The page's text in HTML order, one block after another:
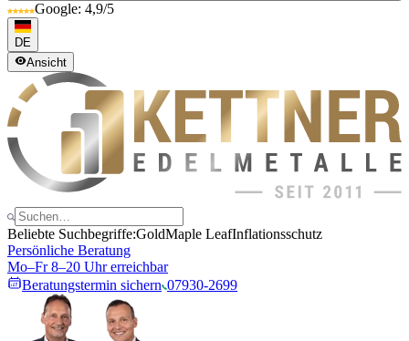
Google: 4,9/5
DE
Ansicht
Beliebte Suchbegriffe:GoldMaple LeafInflationsschutz
Persönliche Beratung
Mo–Fr 8–20 Uhr erreichbar
Beratungstermin sichern 07930-2699